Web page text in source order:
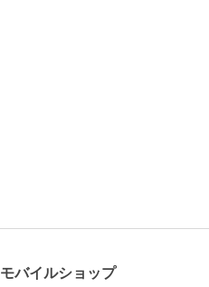
モバイルショップ